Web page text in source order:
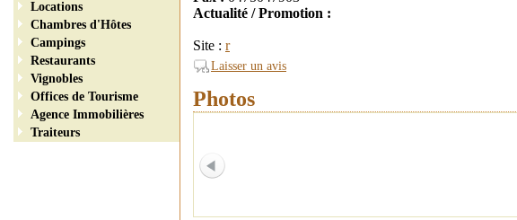
Actualité / Promotion :
Site : r
Laisser un avis
Photos
Locations
Chambres d'Hôtes
Campings
Restaurants
Vignobles
Offices de Tourisme
Agence Immobilières
Traiteurs